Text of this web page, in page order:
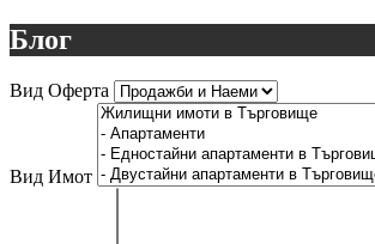
Блог
Вид Оферта
Вид Имот